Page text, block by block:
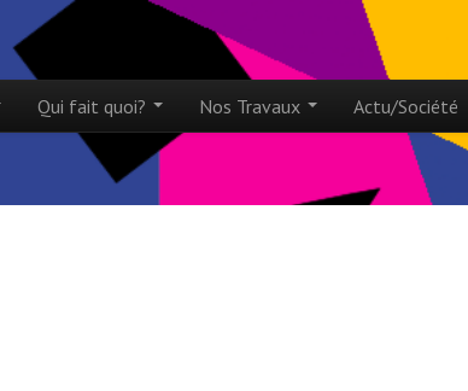
Qui fait quoi? Nos Travaux Actu/Société